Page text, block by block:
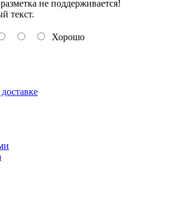
не поддерживается!
текст.
Хорошо